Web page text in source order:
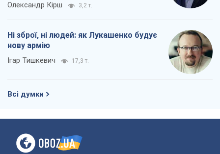
Олександр Кірш 3,2 т.
Ні зброї, ні людей: як Лукашенко будує
нову армію
Ігар Тишкевич 17,3 т.
Всі думки